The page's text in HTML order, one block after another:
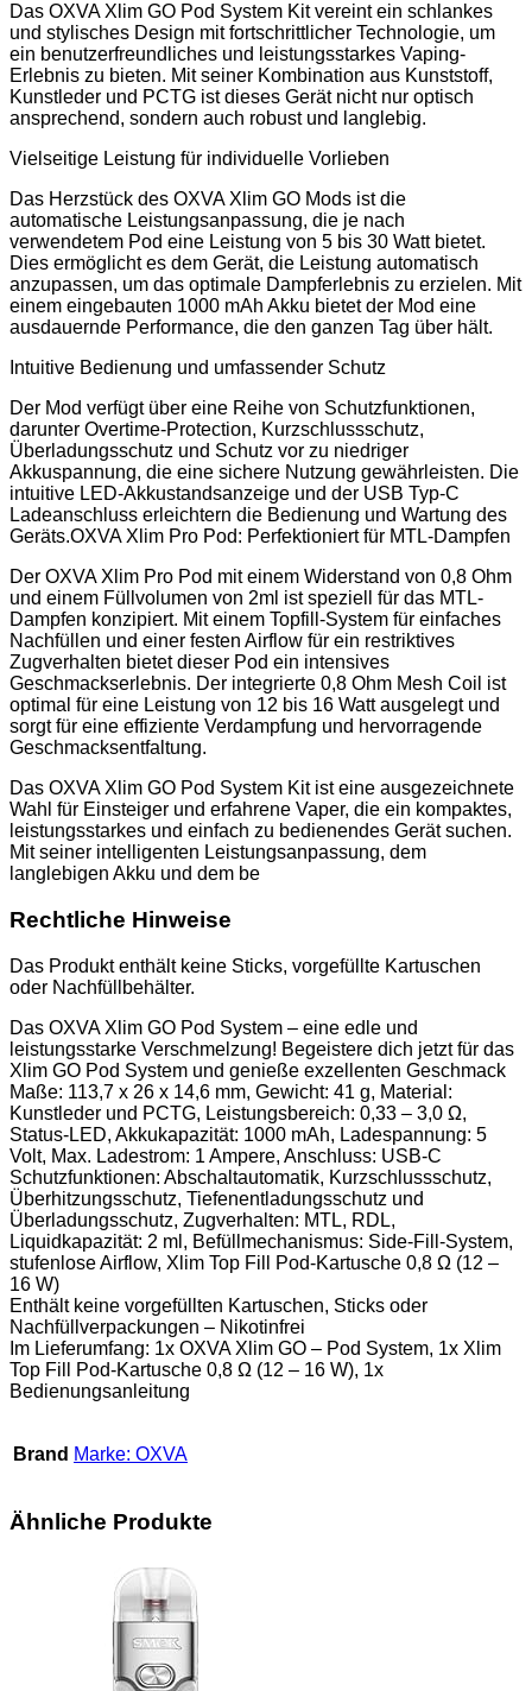
Das OXVA Xlim GO Pod System Kit vereint ein schlankes
und stylisches Design mit fortschrittlicher Technologie, um
ein benutzerfreundliches und leistungsstarkes Vaping-
Erlebnis zu bieten. Mit seiner Kombination aus Kunststoff,
Kunstleder und PCTG ist dieses Gerät nicht nur optisch
ansprechend, sondern auch robust und langlebig.
Vielseitige Leistung für individuelle Vorlieben
Das Herzstück des OXVA Xlim GO Mods ist die
automatische Leistungsanpassung, die je nach
verwendetem Pod eine Leistung von 5 bis 30 Watt bietet.
Dies ermöglicht es dem Gerät, die Leistung automatisch
anzupassen, um das optimale Dampferlebnis zu erzielen. Mit
einem eingebauten 1000 mAh Akku bietet der Mod eine
ausdauernde Performance, die den ganzen Tag über hält.
Intuitive Bedienung und umfassender Schutz
Der Mod verfügt über eine Reihe von Schutzfunktionen,
darunter Overtime-Protection, Kurzschlussschutz,
Überladungsschutz und Schutz vor zu niedriger
Akkuspannung, die eine sichere Nutzung gewährleisten. Die
intuitive LED-Akkustandsanzeige und der USB Typ-C
Ladeanschluss erleichtern die Bedienung und Wartung des
Geräts.OXVA Xlim Pro Pod: Perfektioniert für MTL-Dampfen
Der OXVA Xlim Pro Pod mit einem Widerstand von 0,8 Ohm
und einem Füllvolumen von 2ml ist speziell für das MTL-
Dampfen konzipiert. Mit einem Topfill-System für einfaches
Nachfüllen und einer festen Airflow für ein restriktives
Zugverhalten bietet dieser Pod ein intensives
Geschmackserlebnis. Der integrierte 0,8 Ohm Mesh Coil ist
optimal für eine Leistung von 12 bis 16 Watt ausgelegt und
sorgt für eine effiziente Verdampfung und hervorragende
Geschmacksentfaltung.
Das OXVA Xlim GO Pod System Kit ist eine ausgezeichnete
Wahl für Einsteiger und erfahrene Vaper, die ein kompaktes,
leistungsstarkes und einfach zu bedienendes Gerät suchen.
Mit seiner intelligenten Leistungsanpassung, dem
langlebigen Akku und dem be
Rechtliche Hinweise
Das Produkt enthält keine Sticks, vorgefüllte Kartuschen
oder Nachfüllbehälter.
Das OXVA Xlim GO Pod System – eine edle und
leistungsstarke Verschmelzung! Begeistere dich jetzt für das
Xlim GO Pod System und genieße exzellenten Geschmack
Maße: 113,7 x 26 x 14,6 mm, Gewicht: 41 g, Material:
Kunstleder und PCTG, Leistungsbereich: 0,33 – 3,0 Ω,
Status-LED, Akkukapazität: 1000 mAh, Ladespannung: 5
Volt, Max. Ladestrom: 1 Ampere, Anschluss: USB-C
Schutzfunktionen: Abschaltautomatik, Kurzschlussschutz,
Überhitzungsschutz, Tiefenentladungsschutz und
Überladungsschutz, Zugverhalten: MTL, RDL,
Liquidkapazität: 2 ml, Befüllmechanismus: Side-Fill-System,
stufenlose Airflow, Xlim Top Fill Pod-Kartusche 0,8 Ω (12 –
16 W)
Enthält keine vorgefüllten Kartuschen, Sticks oder
Nachfüllverpackungen – Nikotinfrei
Im Lieferumfang: 1x OXVA Xlim GO – Pod System, 1x Xlim
Top Fill Pod-Kartusche 0,8 Ω (12 – 16 W), 1x
Bedienungsanleitung
Brand Marke: OXVA
Ähnliche Produkte